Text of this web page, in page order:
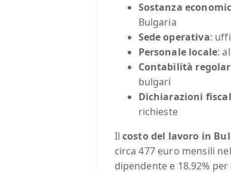
Sostanza
Bulgaria
Sede operativa:
Personale locale:
Contabilità
bulgari
Dichiarazioni
richieste
Il costo del lavoro in
circa 477 euro mensili
dipendente e 18.92%